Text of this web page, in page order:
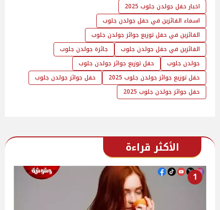
اخبار حفل جولدن جلوب 2025
اسماء الفائزين في حفل جولدن جلوب
الفائزين في حفل توزيع جوائز جولدن جلوب
الفائزين في حفل جولدن جلوب
جائزة جولدن جلوب
جولدن جلوب
حفل توزيع جوائز جولدن جلوب
حفل توزيع جوائز جولدن جلوب 2025
حفل جوائز جولدن جلوب
حفل جوائز جولدن جلوب 2025
الأكثر قراءة
1